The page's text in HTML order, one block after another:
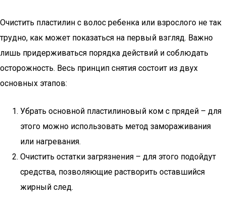
Очистить пластилин с волос ребенка или взрослого не так
трудно, как может показаться на первый взгляд. Важно
лишь придерживаться порядка действий и соблюдать
осторожность. Весь принцип снятия состоит из двух
основных этапов:
Убрать основной пластилиновый ком с прядей – для
этого можно использовать метод замораживания
или нагревания.
Очистить остатки загрязнения – для этого подойдут
средства, позволяющие растворить оставшийся
жирный след.